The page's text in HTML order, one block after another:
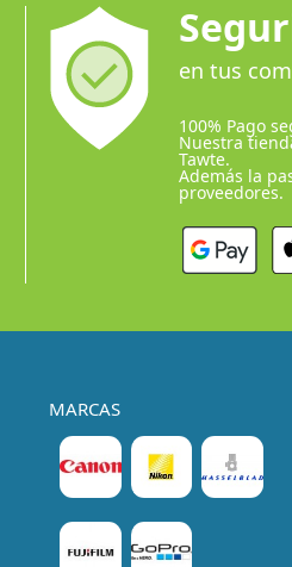
en tus
100% Pago
Nuestra
Tawte.
Además la
proveedores.
MARCAS